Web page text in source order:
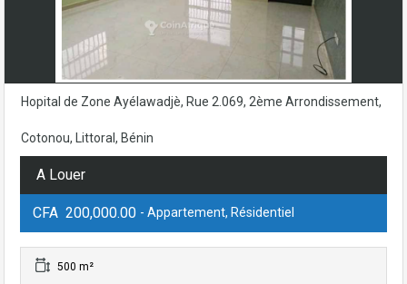
Hopital de Zone Ayélawadjè, Rue 2.069, 2ème Arrondissement,
Cotonou, Littoral, Bénin
A Louer
CFA 200,000.00 - Appartement, Résidentiel
500 m²